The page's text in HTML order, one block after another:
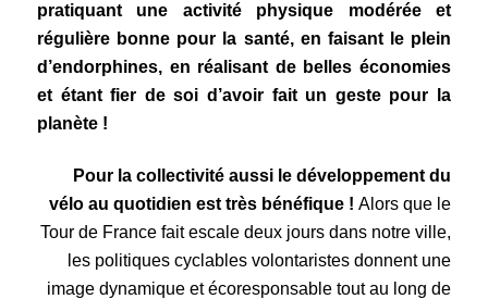
pratiquant une activité physique modérée et
régulière bonne pour la santé, en faisant le plein
d’endorphines, en réalisant de belles économies
et étant fier de soi d’avoir fait un geste pour la
planète !
Pour la collectivité aussi le développement du
vélo au quotidien est très bénéfique ! Alors que le
Tour de France fait escale deux jours dans notre ville,
les politiques cyclables volontaristes donnent une
image dynamique et écoresponsable tout au long de